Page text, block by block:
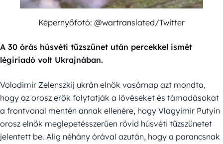
Képernyőfotó: @wartranslated/Twitter
A 30 órás húsvéti tűzszünet után percekkel ismét
légiriadó volt Ukrajnában.
Volodimir Zelenszkij ukrán elnök vasárnap azt mondta,
hogy az orosz erők folytatják a lövéseket és támadásokat
a frontvonal mentén annak ellenére, hogy Vlagyimir Putyin
orosz elnök meglepetésszerűen rövid húsvéti tűzszünetet
jelentett be. Alig néhány órával azután, hogy a parancsnak